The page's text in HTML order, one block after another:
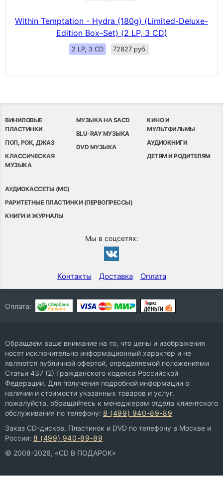
Within Temptation - Hydra (180g) (Limited-Deluxe-
Edition Box-Set) (2 LP, 3 CD)
2 LP, 3 CD 72827 руб.
ВИНИЛОВЫЕ
ПЛАСТИНКИ
ПОП, РОК, ДЖАЗ
КЛАССИЧЕСКАЯ
МУЗЫКА
МУЗЫКА НА SACD
BLU-RAY МУЗЫКА
DVD МУЗЫКА
КИНО И
МУЛЬТФИЛЬМЫ
АУДИОКНИГИ
ДЕТЯМ И РОДИТЕЛЯМ
АУДИОКАССЕТЫ (MC)
РАРИТЕТНЫЕ ПЛАСТИНКИ (ПЕРВОПРЕССЫ)
КНИГИ И ЖУРНАЛЫ
Мы в соцсетях:
Контакты Доставка Оплата
Оплата:
Обращаем ваше внимание на то, что цены и изображения
носят исключительно информационный характер и не
являются публичной офертой, определяемой положениями
Статьи 437 (2) Гражданского кодекса Российской
Федерации. Для получения подробной информации о
наличии и стоимости указанных товаров и услуг,
пожалуйста, обращайтесь к менеджерам отдела клиентского
обслуживания по телефону: 8 (499) 940-89-89
Заказ CD-дисков, Пластинок и DVD по телефону в Москве и
России: 8 (499) 940-89-89
© 2008-2026, «CD В ПОДАРОК»